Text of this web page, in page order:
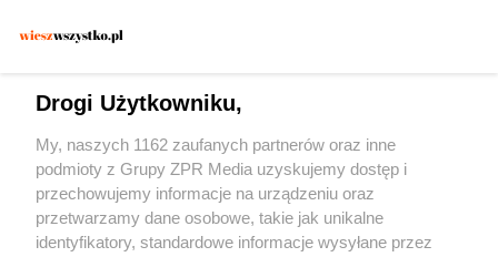
warunki stawia Ławrow?
Drogi Użytkowniku,
My, naszych 1162 zaufanych partnerów oraz inne
podmioty z Grupy ZPR Media uzyskujemy dostęp i
przechowujemy informacje na urządzeniu oraz
przetwarzamy dane osobowe, takie jak unikalne
identyfikatory, standardowe informacje wysyłane przez